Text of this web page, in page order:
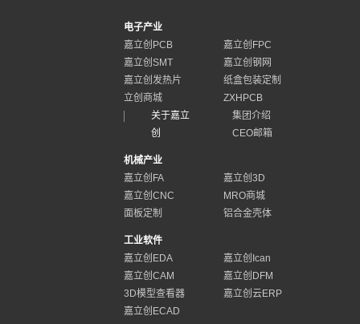
电子产业
嘉立创PCB
嘉立创FPC
嘉立创SMT
嘉立创钢网
嘉立创发热片
纸盒包装定制
立创商城
ZXHPCB
关于嘉立
创
集团介绍
CEO邮箱
机械产业
嘉立创FA
嘉立创3D
嘉立创CNC
MRO商城
面板定制
铝合金壳体
工业软件
嘉立创EDA
嘉立创Ican
嘉立创CAM
嘉立创DFM
3D模型查看器
嘉立创云ERP
嘉立创ECAD